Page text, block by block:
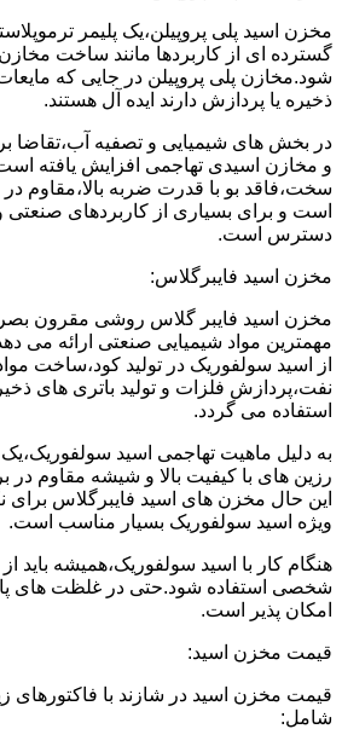
مخزن اسید پلی پروپیلن،یک پلیمر
گسترده ای از کاربردها مانند ساخت
شود.مخازن پلی پروپیلن در جایی که مایعات
ذخیره یا پردازش دارند ایده آل هستند.
در بخش های شیمیایی و تصفیه آب،تقاضا
و مخازن اسیدی تهاجمی افزایش یافته
سخت،فاقد بو با قدرت ضربه بالا،مقاوم در
است و برای بسیاری از کاربردهای صنعتی
دسترس است.
مخزن اسید فایبرگلاس:
مخزن اسید فایبر گلاس روشی مقرون
مهمترین مواد شیمیایی صنعتی ارائه می
از اسید سولفوریک در تولید کود،ساخت
نفت،پردازش فلزات و تولید باتری های
استفاده می گردد.
به دلیل ماهیت تهاجمی اسید سولفوریک،یک
رزین های با کیفیت بالا و شیشه مقاوم در
این حال مخزن های اسید فایبرگلاس برای
ویژه اسید سولفوریک بسیار مناسب است.
هنگام کار با اسید سولفوریک،همیشه باید
شخصی استفاده شود.حتی در غلظت های
امکان پذیر است.
قیمت مخزن اسید:
قیمت مخزن اسید در شازند با
شامل: